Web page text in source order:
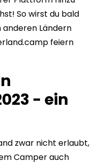
So wirst du bald
Ländern
feiern
- ein
zwar nicht erlaubt,
Camper auch